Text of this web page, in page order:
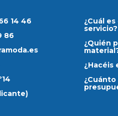
14 46
86
¿Cuál
servicio?
¿Quién
¿Hacéis